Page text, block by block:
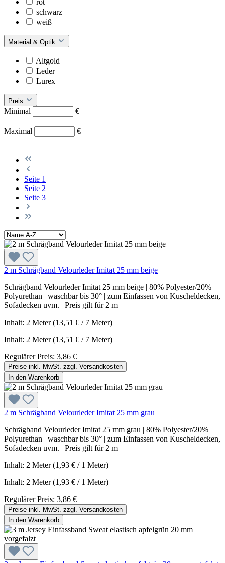
schwarz
weiß
Material & Optik
Altgold
Leder
Lurex
Preis
Minimal
€
–
Maximal
€
Seite 1
Seite 2
Seite 3
2 m Schrägband Velourleder Imitat 25 mm beige
Schrägband Velourleder Imitat 25 mm beige | 80% Polyester/20%
Polyurethan | waschbar bis 30° | zum Einfassen von Kuscheldecken,
Sofadecken uvm. | Preis gilt für 2 m
Inhalt: 2 Meter (13,51 € / 7 Meter)
Inhalt: 2 Meter(13,51 € / 7 Meter)
Regulärer Preis: 3,86 €
Preise inkl. MwSt. zzgl. Versandkosten
In den Warenkorb
2 m Schrägband Velourleder Imitat 25 mm grau
Schrägband Velourleder Imitat 25 mm grau | 80% Polyester/20%
Polyurethan | waschbar bis 30° | zum Einfassen von Kuscheldecken,
Sofadecken uvm. | Preis gilt für 2 m
Inhalt: 2 Meter (1,93 € / 1 Meter)
Inhalt: 2 Meter(1,93 € / 1 Meter)
Regulärer Preis: 3,86 €
Preise inkl. MwSt. zzgl. Versandkosten
In den Warenkorb